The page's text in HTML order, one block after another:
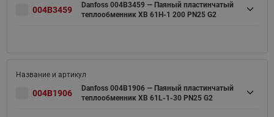
004B3459
Danfoss 004B3459 — Паяный пластинчатый
теплообменник XB 61H-1 200 PN25 G2
004B1906
Danfoss 004B1906 — Паяный пластинчатый
теплообменник XB 61L-1-30 PN25 G2